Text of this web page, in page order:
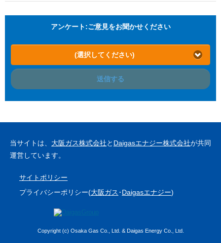
アンケート:ご意見をお聞かせください
(選択してください)
送信する
当サイトは、 大阪ガス株式会社と Daigasエナジー株式会社が共同
運営しています。
サイトポリシー
プライバシーポリシー(大阪ガス ･Daigasエナジー)
Copyright (c) Osaka Gas Co., Ltd. & Daigas Energy Co., Ltd.